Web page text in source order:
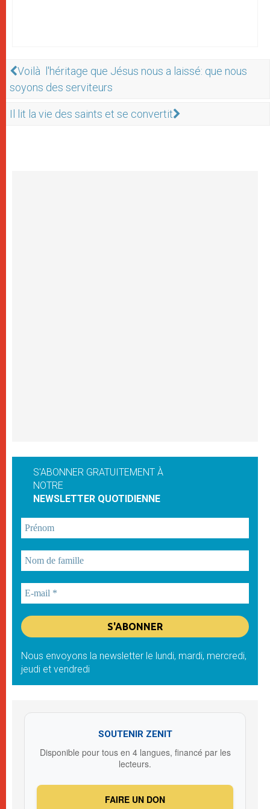
Voilà l'héritage que Jésus nous a laissé: que nous
soyons des serviteurs
Il lit la vie des saints et se convertit
S'ABONNER GRATUITEMENT À
NOTRE
NEWSLETTER QUOTIDIENNE
Nous envoyons la newsletter le lundi, mardi, mercredi,
jeudi et vendredi
SOUTENIR ZENIT
Disponible pour tous en 4 langues, financé par les
lecteurs.
FAIRE UN DON